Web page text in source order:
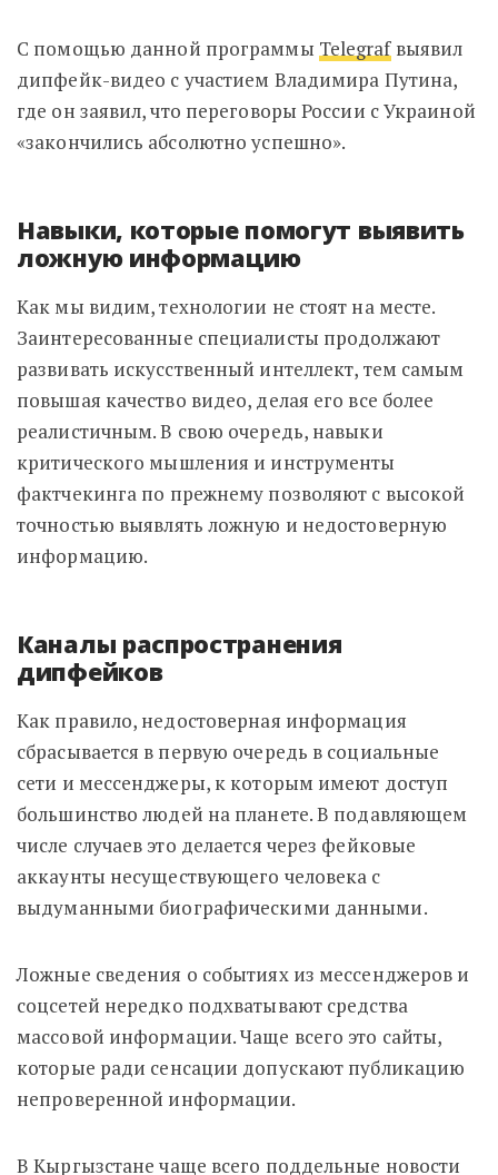
С помощью данной программы Telegrafвыявил
дипфейк-видео с участием Владимира Путина,
где он заявил, что переговоры России с Украиной
«закончились абсолютно успешно».
Навыки, которые помогут выявить
ложную информацию
Как мы видим, технологии не стоят на месте.
Заинтересованные специалисты продолжают
развивать искусственный интеллект, тем самым
повышая качество видео, делая его все более
реалистичным. В свою очередь, навыки
критического мышления и инструменты
фактчекинга по прежнему позволяют с высокой
точностью выявлять ложную и недостоверную
информацию.
Каналы распространения
дипфейков
Как правило, недостоверная информация
сбрасывается в первую очередь в социальные
сети и мессенджеры, к которым имеют доступ
большинство людей на планете. В подавляющем
числе случаев это делается через фейковые
аккаунты несуществующего человека с
выдуманными биографическими данными.
Ложные сведения о событиях из мессенджеров и
соцсетей нередко подхватывают средства
массовой информации. Чаще всего это сайты,
которые ради сенсации допускают публикацию
непроверенной информации.
В Кыргызстане чаще всего поддельные новости